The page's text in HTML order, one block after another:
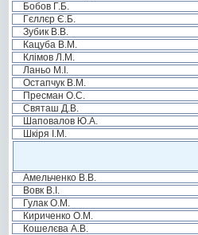
Бобов Г.Б.
Гєллєр Є.Б.
Зубик В.В.
Кацуба В.М.
Клімов Л.М.
Ланьо М.І.
Остапчук В.М.
Пресман О.С.
Святаш Д.В.
Шаповалов Ю.А.
Шкіря І.М.
Амельченко В.В.
Вовк В.І.
Гулак О.М.
Кириченко О.М.
Кошелєва А.В.